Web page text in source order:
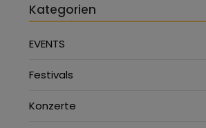
Kategorien
EVENTS
Festivals
Konzerte